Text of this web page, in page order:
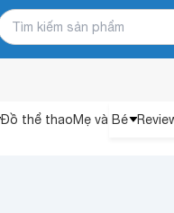
Đồ thể thaoMẹ và Bé